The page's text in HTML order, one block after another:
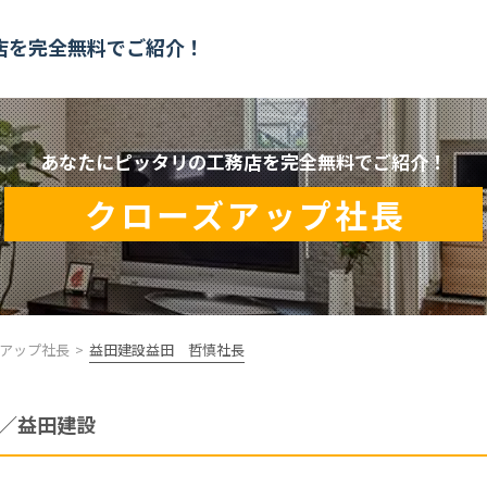
を完全無料でご紹介！
あなたにピッタリの工務店を完全無料でご紹介！
クローズアップ社長
ップ社長 益田建設益田 哲慎社長
益田建設